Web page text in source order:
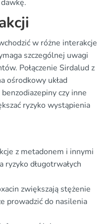
w różne interakcje
szczególnej uwagi
Połączenie Sirdalud z
ośrodkowy układ
czy inne
ryzyko wystąpienia
z metadonem i innymi
ryzyko długotrwałych
zwiększają stężenie
prowadzić do nasilenia